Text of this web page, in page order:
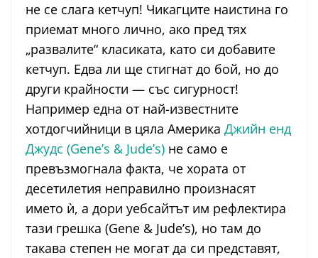
не се слага кетчуп! Чикагците наистина го
приемат много лично, ако пред тях
„развалите“ класиката, като си добавите
кетчуп. Едва ли ще стигнат до бой, но до
други крайности — със сигурност!
Например една от най-известните
хотдогчийници в цяла Америка Джийн енд
Джудс (Gene’s & Jude’s) не само е
превъзмогнала факта, че хората от
десетилетия неправилно произнасят
името ѝ, а дори уебсайтът им рефлектира
тази грешка (Gene & Jude’s), но там до
такава степен не могат да си представят,